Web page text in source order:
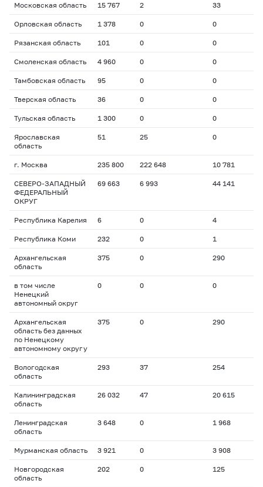
Московская область 15 767 2 33
Орловская область 1 378 0 0
Рязанская область 101 0 0
Смоленская область 4 960 0 0
Тамбовская область 95 0 0
Тверская область 36 0 0
Тульская область 1 300 0 0
Ярославская
область
51 25 0
г. Москва 235 800 222 648 10 781
СЕВЕРО-ЗАПАДНЫЙ
ФЕДЕРАЛЬНЫЙ
ОКРУГ
69 663 6 993 44 141
Республика Карелия 6 0 4
Республика Коми 232 0 1
Архангельская
область
375 0 290
в том числе
Ненецкий
автономный округ
0 0 0
Архангельская
область без данных
по Ненецкому
автономному округу
375 0 290
Вологодская
область
293 37 254
Калининградская
область
26 032 47 20 615
Ленинградская
область
3 648 0 1 968
Мурманская область 3 921 0 3 908
Новгородская
область
202 0 125